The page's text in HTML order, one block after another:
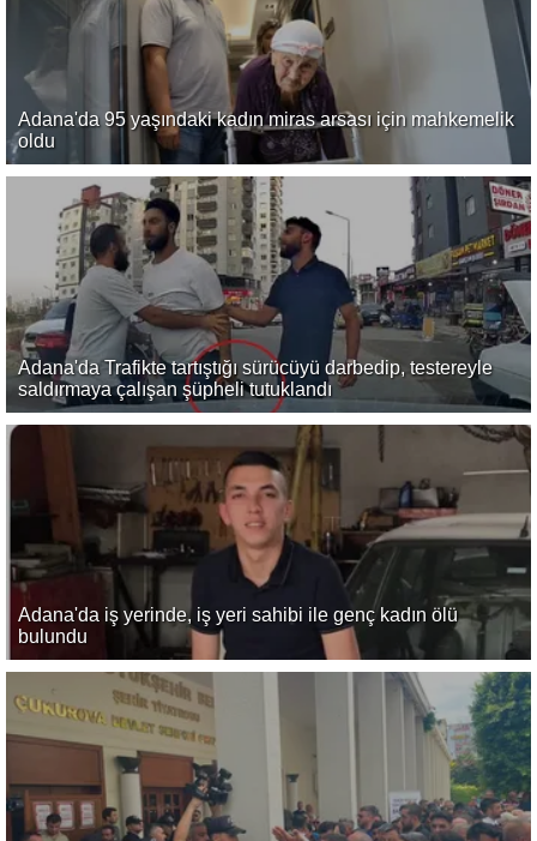
Adana'da 95 yaşındaki kadın miras arsası için mahkemelik
oldu
Adana'da Trafikte tartıştığı sürücüyü darbedip, testereyle
saldırmaya çalışan şüpheli tutuklandı
Adana'da iş yerinde, iş yeri sahibi ile genç kadın ölü
bulundu